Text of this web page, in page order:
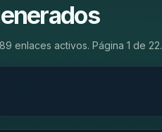
enlaces activos. Página 1 de 22.